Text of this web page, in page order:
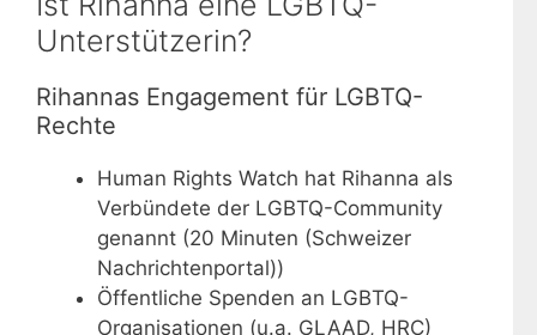
Unterstützerin?
Rihannas Engagement für LGBTQ-
Rechte
Human Rights Watch hat Rihanna als
Verbündete der LGBTQ-Community
genannt (20 Minuten (Schweizer
Nachrichtenportal))
Öffentliche Spenden an LGBTQ-
Organisationen (u.a. GLAAD, HRC)